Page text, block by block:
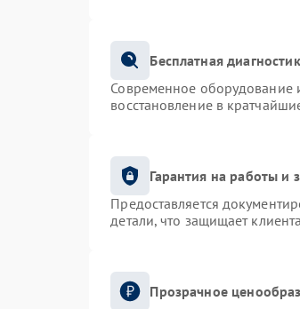
Бесплатная
Современное оборудование
восстановление в
Гарантия на работы и
Предоставляется
детали, что защищает
Прозрачное